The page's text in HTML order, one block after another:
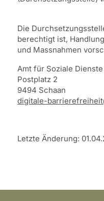
Die
berechtigt ist,
und Massnahmen
Amt für Soziale Dienste
Postplatz 2
9494 Schaan
digitale-
Letzte Änderung: